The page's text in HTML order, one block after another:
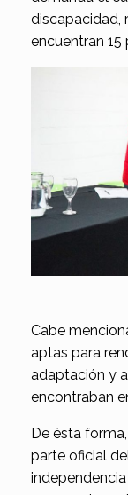
discapacidad,
encuentran
Cabe
aptas para
adaptación y
encontraban
De ésta
parte oficial